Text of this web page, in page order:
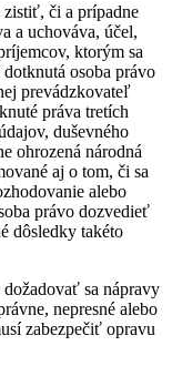
zistiť, či a prípadne
a uchováva, účel,
ktorým sa
osoba právo
prevádzkovateľ
práva tretích
duševného
ohrozená národná
aj o tom, či sa
alebo
právo dozvedieť
dôsledky takéto
sa nápravy
nepresné alebo
zabezpečiť opravu